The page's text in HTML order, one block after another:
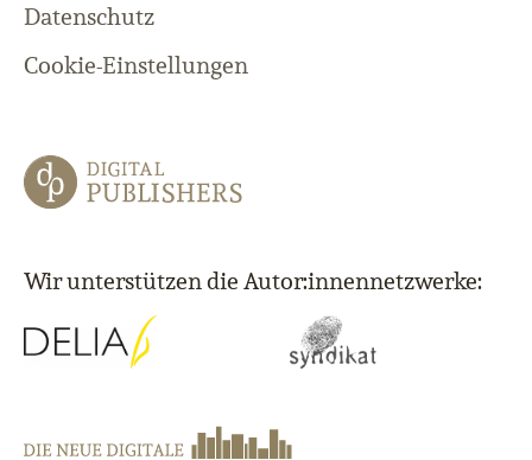
Datenschutz
Cookie-Einstellungen
Wir unterstützen die Autor:innennetzwerke: